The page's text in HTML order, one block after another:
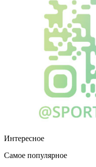
Интересное
Самое популярное